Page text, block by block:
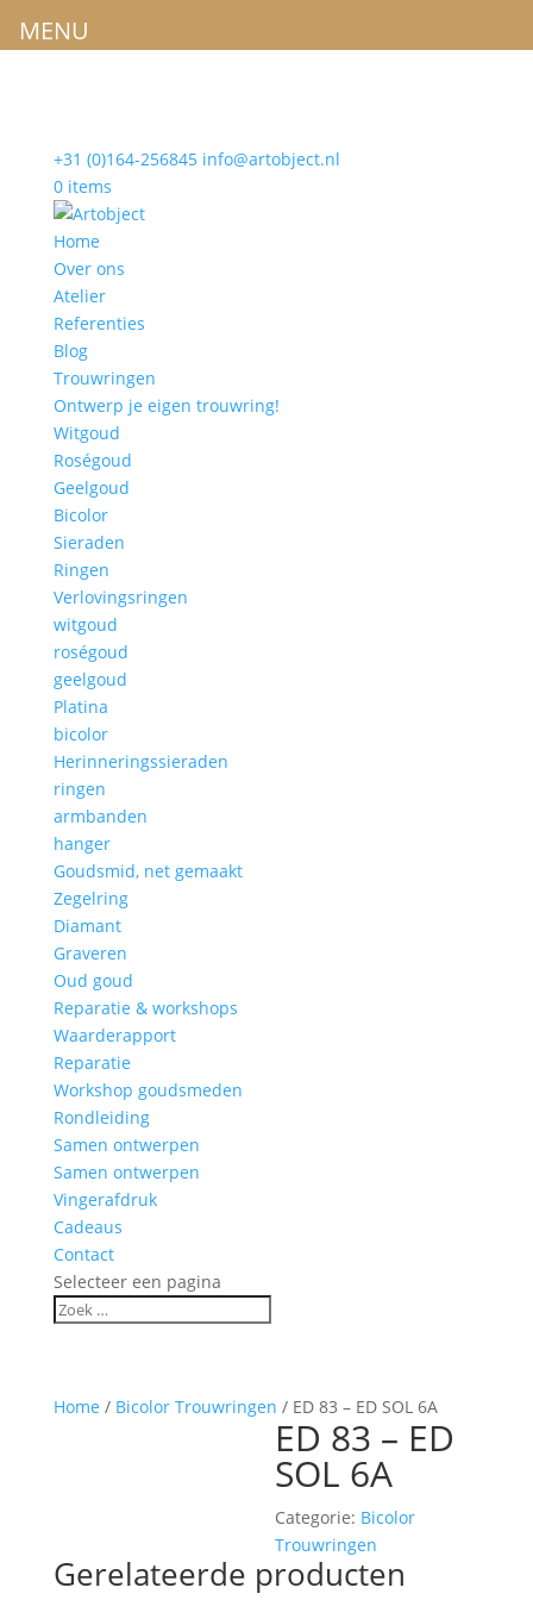
+31 (0)164-256845 info@artobject.nl
0 items
Home
Over ons
Atelier
Referenties
Blog
Trouwringen
Ontwerp je eigen trouwring!
Witgoud
Roségoud
Geelgoud
Bicolor
Sieraden
Ringen
Verlovingsringen
witgoud
roségoud
geelgoud
Platina
bicolor
Herinneringssieraden
ringen
armbanden
hanger
Goudsmid, net gemaakt
Zegelring
Diamant
Graveren
Oud goud
Reparatie & workshops
Waarderapport
Reparatie
Workshop goudsmeden
Rondleiding
Samen ontwerpen
Samen ontwerpen
Vingerafdruk
Cadeaus
Contact
Selecteer een pagina
Home / Bicolor Trouwringen / ED 83 – ED SOL 6A
ED 83 – ED
SOL 6A
Categorie: Bicolor
Trouwringen
Gerelateerde producten
MENU